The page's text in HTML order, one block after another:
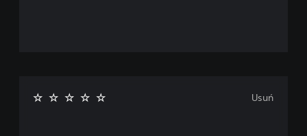
Usuń